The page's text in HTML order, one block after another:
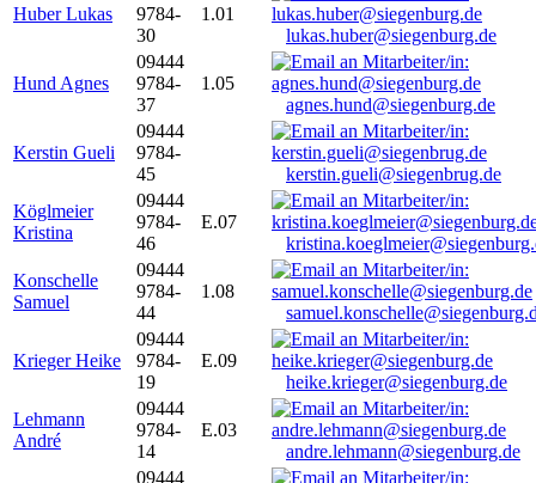
Huber Lukas
9784-
30
1.01
lukas.huber@siegenburg.de
Hund Agnes
09444
9784-
37
1.05
agnes.hund@siegenburg.de
Kerstin Gueli
09444
9784-
45
kerstin.gueli@siegenbrug.de
Köglmeier
Kristina
09444
9784-
46
E.07
Konschelle
Samuel
09444
9784-
44
1.08
Krieger Heike
09444
9784-
19
E.09
heike.krieger@siegenburg.de
Lehmann
André
09444
9784-
14
E.03
andre.lehmann@siegenburg.de
09444